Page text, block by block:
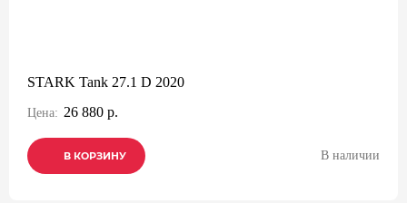
STARK Tank 27.1 D 2020
Цена: 26 880 р.
В КОРЗИНУ
В КОРЗИНУ
В КОРЗИНУ В наличии